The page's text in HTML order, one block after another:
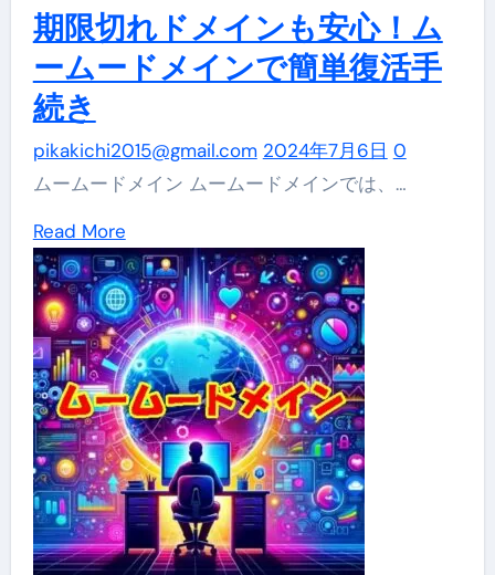
ン
の
SFTP
続
ガ
ド
【Filezilla
編】
期限切れドメインも安心！ム
ームードメインで簡単復活手
続き
pikakichi2015@gmail.com 2024年7月6日 0
ムームードメイン ムームードメインでは、…
Read MoreRead
more
about
期
限
切
れ
ド
メ
イ
ン